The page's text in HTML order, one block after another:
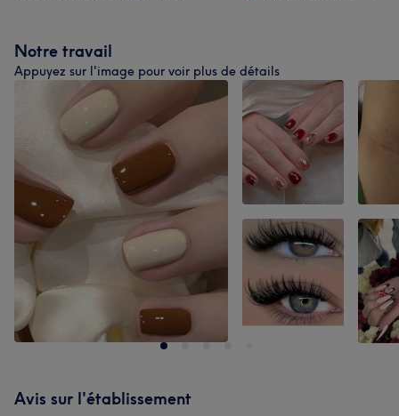
Notre travail
Appuyez sur l'image pour voir plus de détails
Avis sur l'établissement